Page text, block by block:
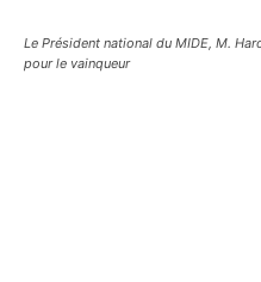
Le Président national du MIDE, M.
pour le vainqueur